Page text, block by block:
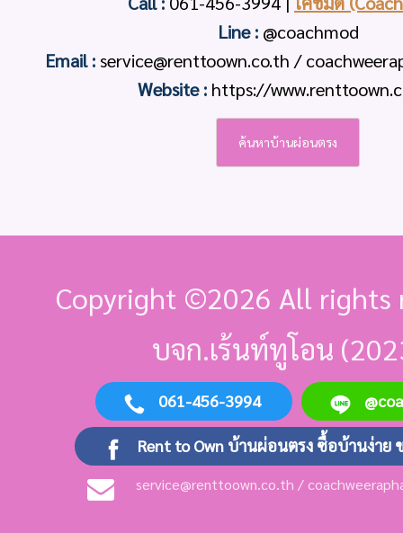
Line : @coachmod
Email : service@renttoown.co.th /
Website : https://
ค้นหาบ้านผ่อนตรง
Copyright ©2026 All rights
บจก.เร้นท์ทูโอน
061-456-3994
Rent to Own บ้านผ่อนตรง ซื้อบ้านง่าย
service@renttoown.co.th /